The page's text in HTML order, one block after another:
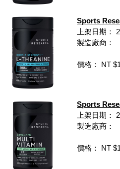
Sports
上架日期：
製造廠商：
價格： NT
Sports
上架日期：
製造廠商：
價格： NT